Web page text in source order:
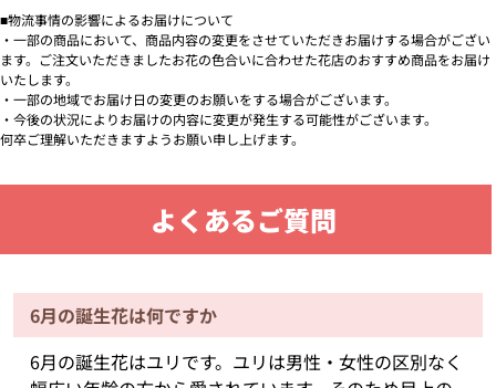
■物流事情の影響によるお届けについて
・一部の商品において、商品内容の変更をさせていただきお届けする場合がござい
ます。ご注文いただきましたお花の色合いに合わせた花店のおすすめ商品をお届け
いたします。
・一部の地域でお届け日の変更のお願いをする場合がございます。
・今後の状況によりお届けの内容に変更が発生する可能性がございます。
何卒ご理解いただきますようお願い申し上げます。
よくあるご質問
6月の誕生花は何ですか
6月の誕生花はユリです。ユリは男性・女性の区別なく